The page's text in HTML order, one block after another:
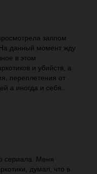
залпом
На данный момент жду
в этом
и убийств, а
переплетения от
а иногда и себя...
сериала. Меня
думал, что в